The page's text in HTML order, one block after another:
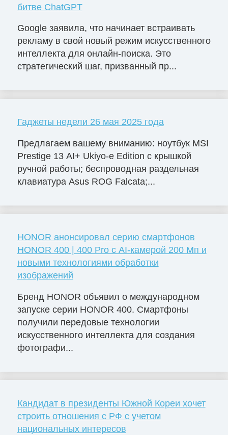
битве ChatGPT
Google заявила, что начинает встраивать
рекламу в свой новый режим искусственного
интеллекта для онлайн-поиска. Это
стратегический шаг, призванный пр...
Гаджеты недели 26 мая 2025 года
Предлагаем вашему вниманию: ноутбук MSI
Prestige 13 AI+ Ukiyo-e Edition с крышкой
ручной работы; беспроводная раздельная
клавиатура Asus ROG Falcata;...
HONOR анонсировал серию смартфонов
HONOR 400 | 400 Pro с AI-камерой 200 Мп и
новыми технологиями обработки
изображений
Бренд HONOR объявил о международном
запуске серии HONOR 400. Смартфоны
получили передовые технологии
искусственного интеллекта для создания
фотографи...
Кандидат в президенты Южной Кореи хочет
строить отношения с РФ с учетом
национальных интересов